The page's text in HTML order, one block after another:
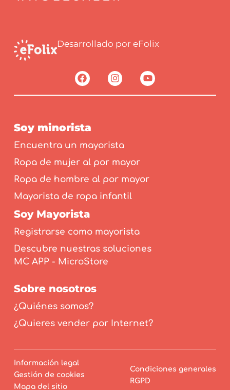
Desarrollado por eFolix
Soy minorista
Encuentra un mayorista
Ropa de mujer al por mayor
Ropa de hombre al por mayor
Mayorista de ropa infantil
Soy Mayorista
Registrarse como mayorista
Descubre nuestras soluciones
MC APP - MicroStore
Sobre nosotros
¿Quiénes somos?
¿Quieres vender por Internet?
Información legal
Gestión de cookies
Mapa del sitio
Condiciones generales
RGPD